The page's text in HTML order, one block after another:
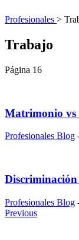
Profesionales >
Trabajo
Página 16
Matrimonio vs
Profesionales Blog
Profesionales Blog
Previous